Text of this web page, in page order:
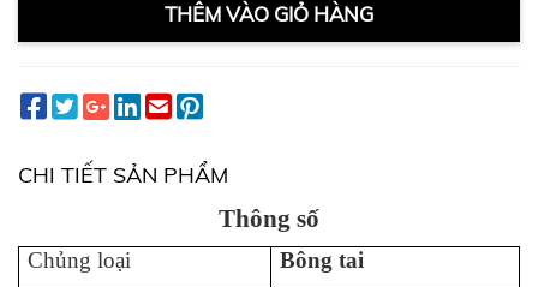
THÊM VÀO GIỎ HÀNG
CHI TIẾT SẢN PHẨM
Thông số
Chủng loại
Bông tai